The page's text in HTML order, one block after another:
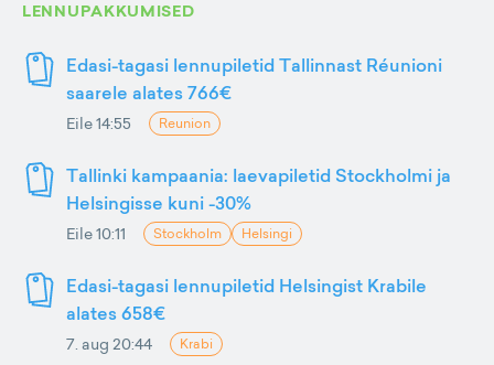
LENNUPAKKUMISED
Edasi-tagasi lennupiletid Tallinnast Réunioni
saarele alates 766€
Eile 14:55 Reunion
Tallinki kampaania: laevapiletid Stockholmi ja
Helsingisse kuni -30%
Eile 10:11 Stockholm Helsingi
Edasi-tagasi lennupiletid Helsingist Krabile
alates 658€
7. aug 20:44 Krabi